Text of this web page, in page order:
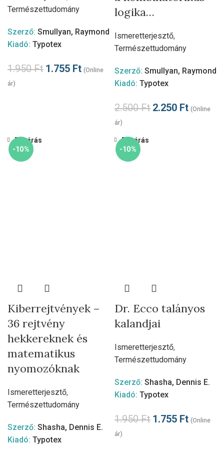
Természettudomány
Szerző: Smullyan, Raymond
Kiadó: Typotex
1.950Ft 1.755 Ft (Online
ár)
logika…
Ismeretterjesztő,
Természettudomány
Szerző: Smullyan, Raymond
Kiadó: Typotex
2.500Ft 2.250 Ft (Online
ár)
-10%
Bezárás
Kiberrejtvények –
36 rejtvény
hekkereknek és
matematikus
nyomozóknak
Ismeretterjesztő,
Természettudomány
Szerző: Shasha, Dennis E.
Kiadó: Typotex
-10%
Bezárás
Dr. Ecco talányos
kalandjai
Ismeretterjesztő,
Természettudomány
Szerző: Shasha, Dennis E.
Kiadó: Typotex
1.950Ft 1.755 Ft (Online
ár)